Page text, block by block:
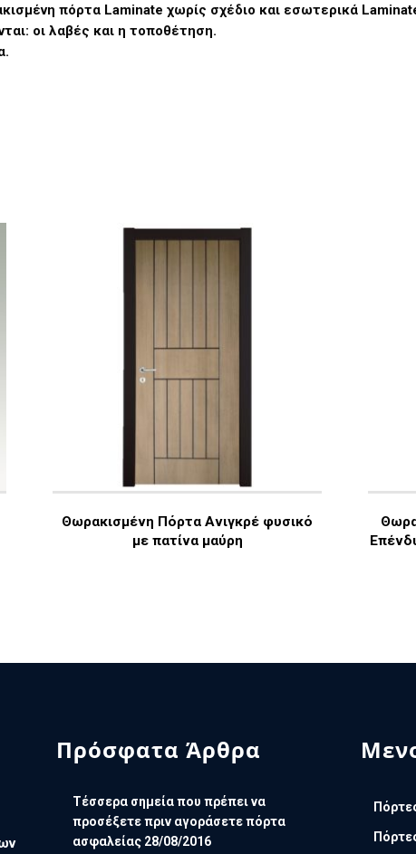
πόρτα Laminate χωρίς σχέδιο και εσωτερικά
οι λαβές και η τοποθέτηση.
Θωρακισμένη Πόρτα Ανιγκρέ φυσικό
με πατίνα μαύρη
Πρόσφατα Άρθρα
Τέσσερα σημεία που πρέπει να
προσέξετε πριν αγοράσετε πόρτα
ασφαλείας 28/08/2016